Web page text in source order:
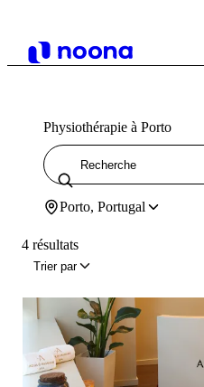
Physiothérapie à Porto
Porto, Portugal
4 résultats
Trier par